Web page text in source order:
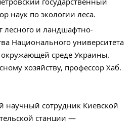
наук по экологии леса.
лесного и ландшафтно-
Национального университета
среде Украины.
хозяйству, профессор Хаб.
научный сотрудник Киевской
станции —